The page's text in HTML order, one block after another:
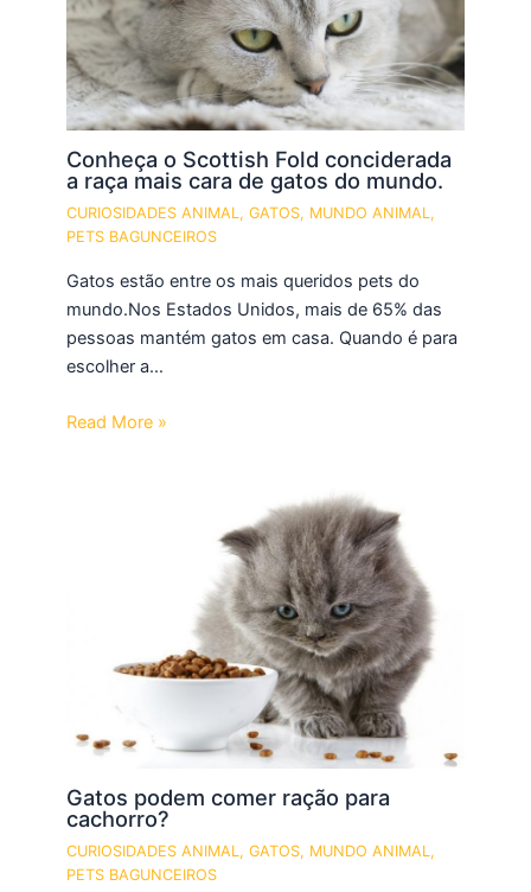
Conheça o Scottish Fold conciderada
a raça mais cara de gatos do mundo.
CURIOSIDADES ANIMAL ,GATOS, MUNDO ANIMAL ,
PETS BAGUNCEIROS
Gatos estão entre os mais queridos pets do
mundo.Nos Estados Unidos, mais de 65% das
pessoas mantém gatos em casa. Quando é para
escolher a…
Read More »
Gatos podem comer ração para
cachorro?
CURIOSIDADES ANIMAL ,GATOS, MUNDO ANIMAL ,
PETS BAGUNCEIROS